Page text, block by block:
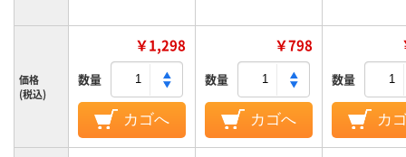
価格
(税込)
￥1,298
数量
カゴへ
￥798
数量
カゴへ
数量
カ